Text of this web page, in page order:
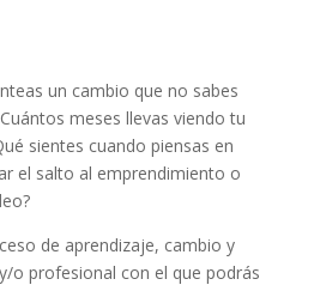
un cambio que no sabes
meses llevas viendo tu
sientes cuando piensas en
el salto al emprendimiento o
de aprendizaje, cambio y
o profesional con el que podrás